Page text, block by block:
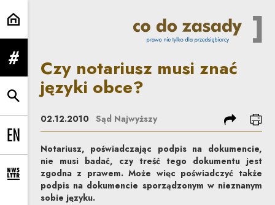
Czy notariusz musi znać języki
rozwiń menu
rozwiń wyszukiwarkę
Change language to EN
rozwiń formularz zapisu na newsletter
Czy notariusz musi znać
języki obce?
02.12.2010 Sąd Najwyższy podziel się
Notariusz, poświadczając podpis na dokumencie,
nie musi badać, czy treść tego dokumentu jest
zgodna z prawem. Może więc poświadczyć także
podpis na dokumencie sporządzonym w nieznanym
sobie języku.